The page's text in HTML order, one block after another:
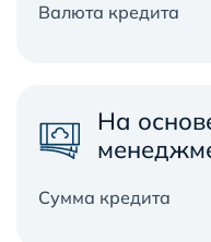
Валюта кредита
На
Сумма кредита